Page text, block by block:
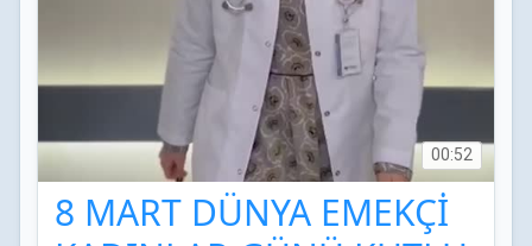
00:52
8 MART DÜNYA EMEKÇİ